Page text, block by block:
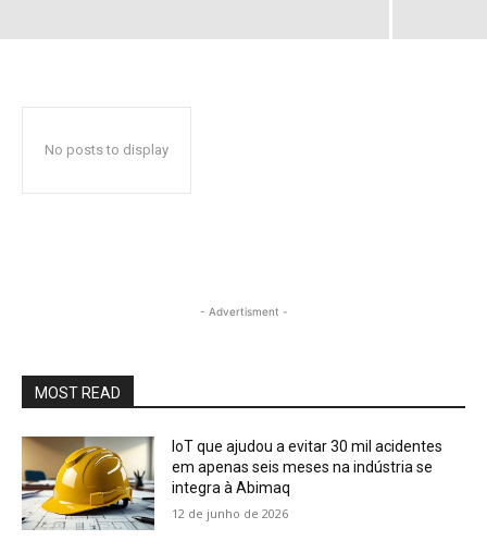
No posts to display
- Advertisment -
MOST READ
IoT que ajudou a evitar 30 mil acidentes
em apenas seis meses na indústria se
integra à Abimaq
12 de junho de 2026